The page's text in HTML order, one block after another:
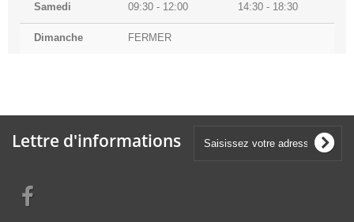
Samedi 09:30 - 12:00 14:30 - 18:30
Dimanche FERMER
Lettre d'informations